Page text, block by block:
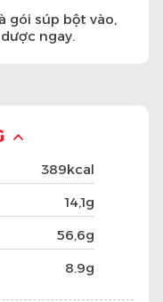
gói súp bột vào,
ngay.
389kcal
14,1g
56,6g
8.9g